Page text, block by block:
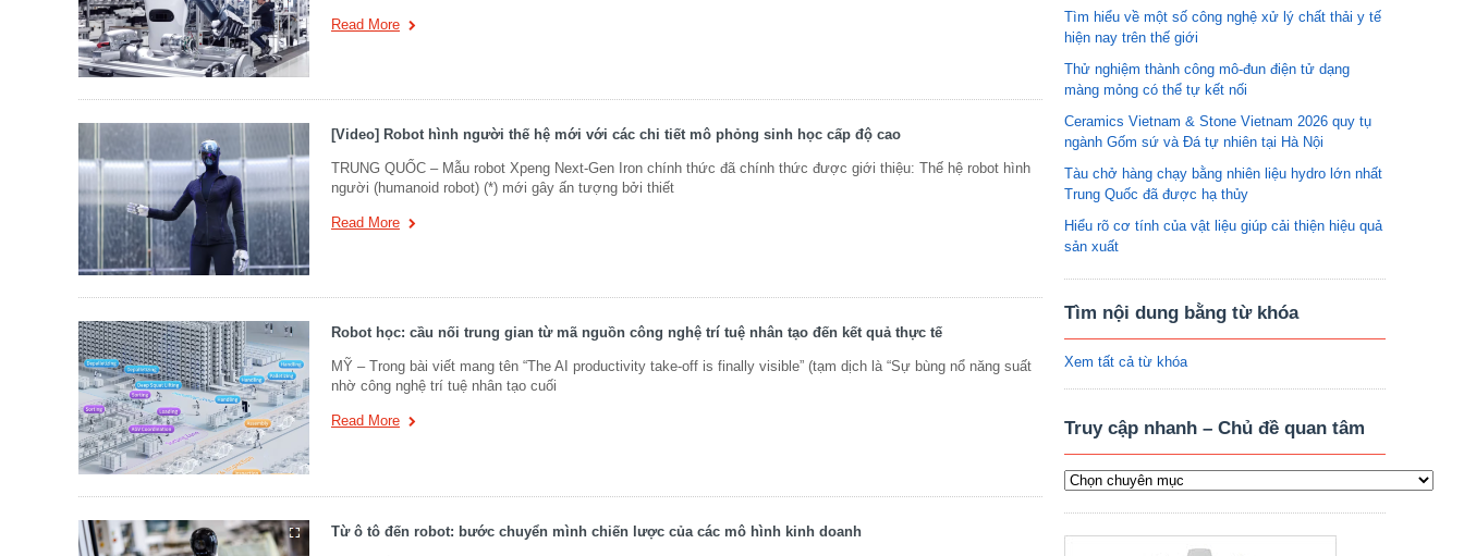
Read More
[Video] Robot hình người thế hệ mới với các chi tiết mô phỏng sinh học cấp độ cao
TRUNG QUỐC – Mẫu robot Xpeng Next-Gen Iron chính thức đã chính thức được giới thiệu: Thế hệ robot hình
người (humanoid robot) (*) mới gây ấn tượng bởi thiết
Read More
Robot học: cầu nối trung gian từ mã nguồn công nghệ trí tuệ nhân tạo đến kết quả thực tế
MỸ – Trong bài viết mang tên “The AI productivity take-off is finally visible” (tạm dịch là “Sự bùng nổ năng suất
nhờ công nghệ trí tuệ nhân tạo cuối
Read More
Từ ô tô đến robot: bước chuyển mình chiến lược của các mô hình kinh doanh
Tìm hiểu về một số công nghệ xử lý chất thải y tế
hiện nay trên thế giới
Thử nghiệm thành công mô-đun điện tử dạng
màng mỏng có thể tự kết nối
Ceramics Vietnam & Stone Vietnam 2026 quy tụ
ngành Gốm sứ và Đá tự nhiên tại Hà Nội
Tàu chở hàng chạy bằng nhiên liệu hydro lớn nhất
Trung Quốc đã được hạ thủy
Hiểu rõ cơ tính của vật liệu giúp cải thiện hiệu quả
sản xuất
Tìm nội dung bằng từ khóa
Xem tất cả từ khóa
Truy cập nhanh – Chủ đề quan tâm